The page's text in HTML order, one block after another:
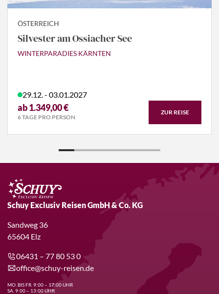
ÖSTERREICH
Silvester am Ossiacher See
WINTERPARADIES KÄRNTEN
29.12. - 03.01.2027
ab 1.349,00 €
6 TAGE PRO PERSON
ZUR REISE
Schuy Exclusiv Reisen GmbH & Co. KG
Sandweg 36
65604 Elz
06431 – 77 80 53 0
office@schuy-reisen.de
MO. BIS FR. 9:00 – 17:00 UHR
SA. 9:00 – 13:00 UHR